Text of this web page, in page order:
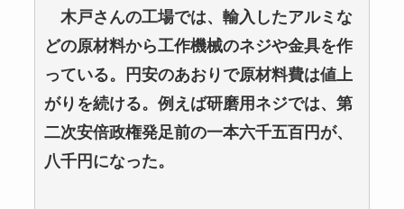
木戸さんの工場では、輸入したアルミな
どの原材料から工作機械のネジや金具を作
っている。円安のあおりで原材料費は値上
がりを続ける。例えば研磨用ネジでは、第
二次安倍政権発足前の一本六千五百円が、
八千円になった。